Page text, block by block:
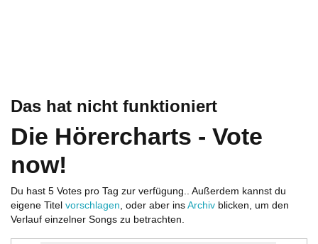
Das hat nicht funktioniert
Die Hörercharts - Vote
now!
Du hast 5 Votes pro Tag zur verfügung.. Außerdem kannst du
eigene Titel vorschlagen, oder aber ins Archiv blicken, um den
Verlauf einzelner Songs zu betrachten.